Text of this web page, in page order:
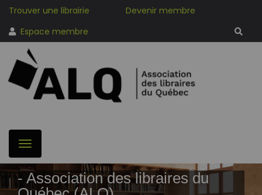
Trouver une librairie
Devenir membre
Espace membre
- Association des libraires du